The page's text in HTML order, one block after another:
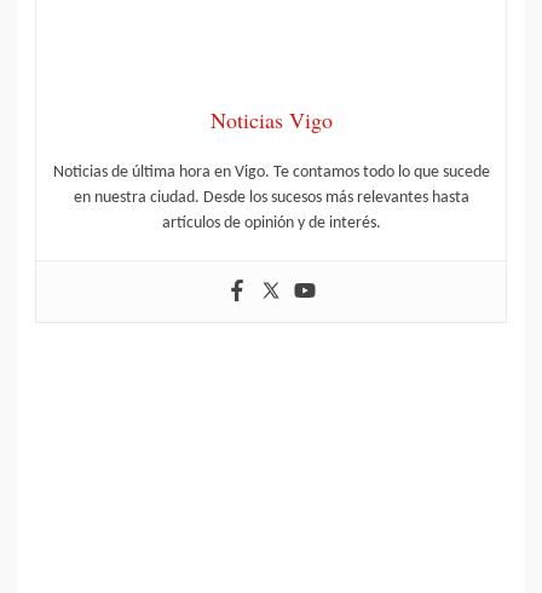
Noticias Vigo
Noticias de última hora en Vigo. Te contamos todo lo que sucede
en nuestra ciudad. Desde los sucesos más relevantes hasta
artículos de opinión y de interés.